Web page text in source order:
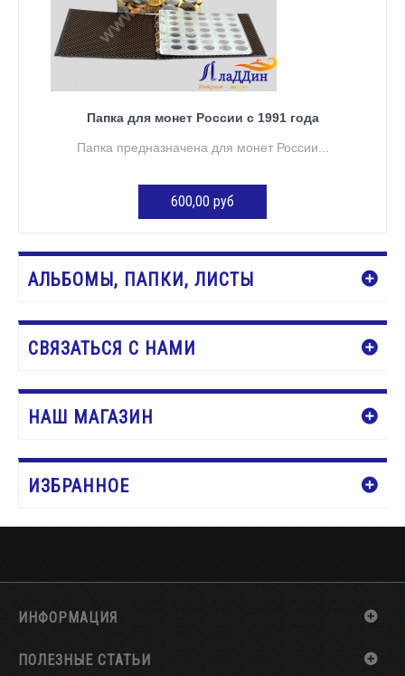
Папка для монет России с 1991 года
Папка предназначена для монет России...
600,00 руб
АЛЬБОМЫ, ПАПКИ, ЛИСТЫ
СВЯЗАТЬСЯ С НАМИ
НАШ МАГАЗИН
ИЗБРАННОЕ
ИНФОРМАЦИЯ
ПОЛЕЗНЫЕ СТАТЬИ